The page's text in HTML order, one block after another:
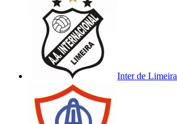
Inter de Limeira